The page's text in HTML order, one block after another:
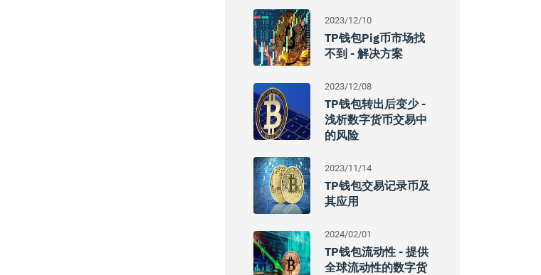
2023/12/10
TP钱包Pig币市场找
不到 - 解决方案
2023/12/08
TP钱包转出后变少 -
浅析数字货币交易中
的风险
2023/11/14
TP钱包交易记录币及
其应用
2024/02/01
TP钱包流动性 - 提供
全球流动性的数字货